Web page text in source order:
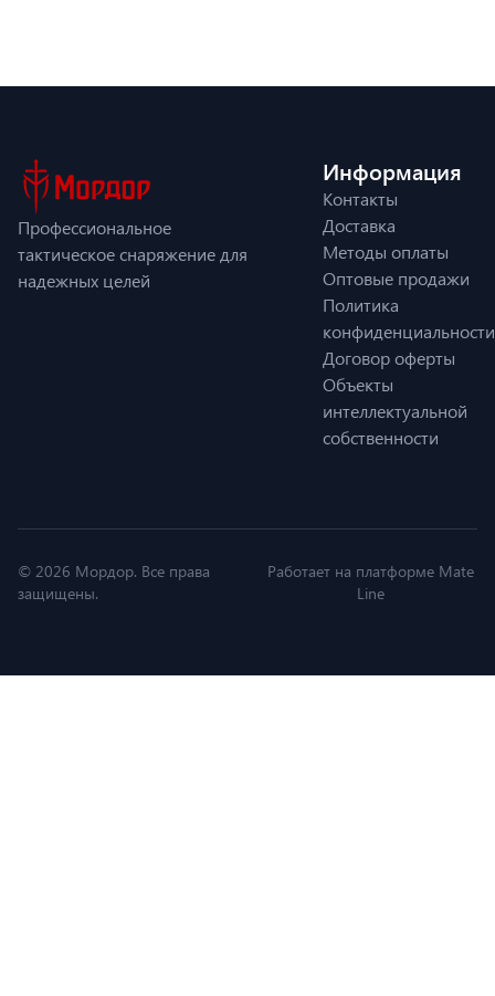
Профессиональное
тактическое снаряжение для
надежных целей
Информация
Контакты
Доставка
Методы оплаты
Оптовые продажи
Политика
конфиденциальности
Договор оферты
Объекты
интеллектуальной
собственности
© 2026 Мордор. Все права
защищены.
Работает на платформе Mate
Line